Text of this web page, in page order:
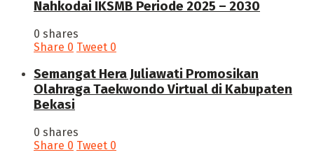
Nahkodai IKSMB Periode 2025 – 2030
0 shares
Share 0 Tweet 0
Semangat Hera Juliawati Promosikan
Olahraga Taekwondo Virtual di Kabupaten
Bekasi
0 shares
Share 0 Tweet 0